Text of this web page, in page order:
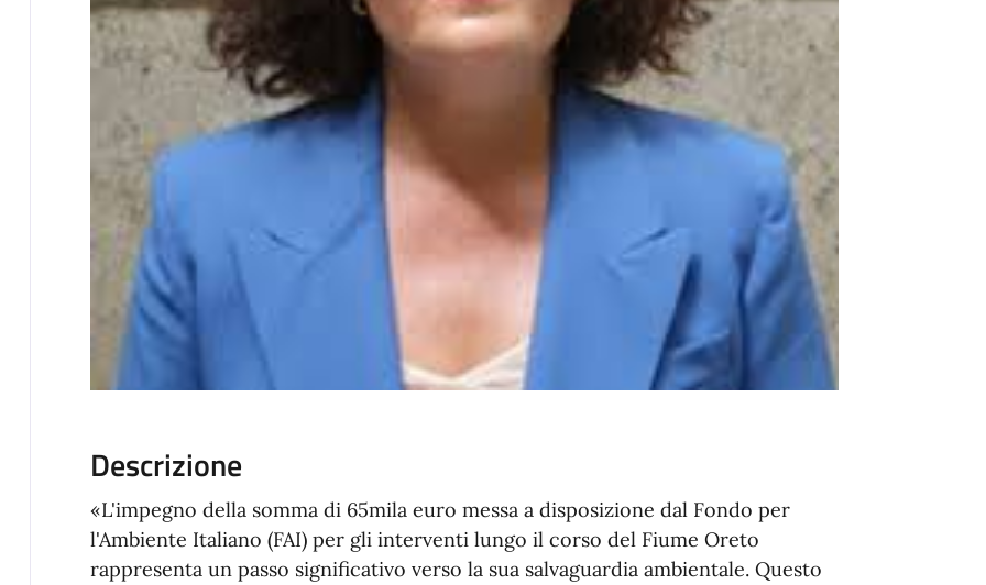
Descrizione
«L'impegno della somma di 65mila euro messa a disposizione dal Fondo per
l'Ambiente Italiano (FAI) per gli interventi lungo il corso del Fiume Oreto
rappresenta un passo significativo verso la sua salvaguardia ambientale. Questo